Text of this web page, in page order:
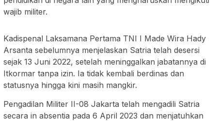
wajib militer.
Kadispenal Laksamana Pertama TNI I Made Wira Hady
Arsanta sebelumnya menjelaskan Satria telah desersi
sejak 13 Juni 2022, setelah meninggalkan jabatannya di
Itkormar tanpa izin. Ia tidak kembali berdinas dan
statusnya hingga kini masih mangkir.
Pengadilan Militer II-08 Jakarta telah mengadili Satria
secara in absentia pada 6 April 2023 dan menjatuhkan